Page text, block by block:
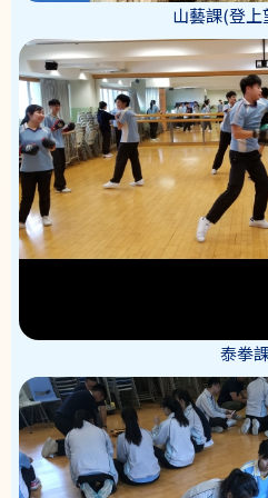
山藝課(登上
泰拳